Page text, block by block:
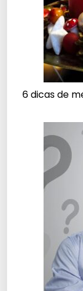
6 dicas de